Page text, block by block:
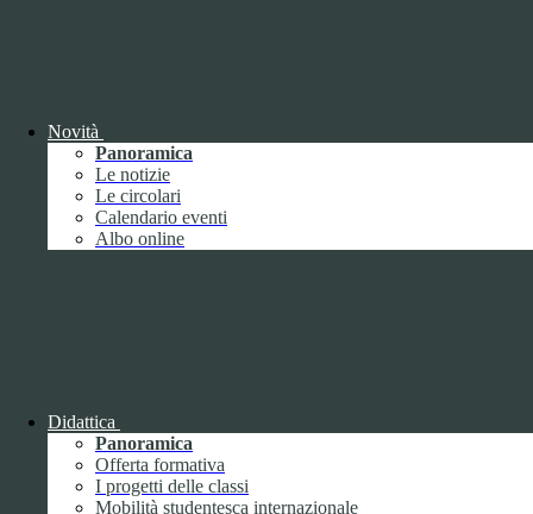
Novità
Panoramica
Le notizie
Le circolari
Calendario eventi
Albo online
Didattica
Panoramica
Offerta formativa
I progetti delle classi
Mobilità studentesca internazionale
Sistema di misurazione e valutazione della
performance